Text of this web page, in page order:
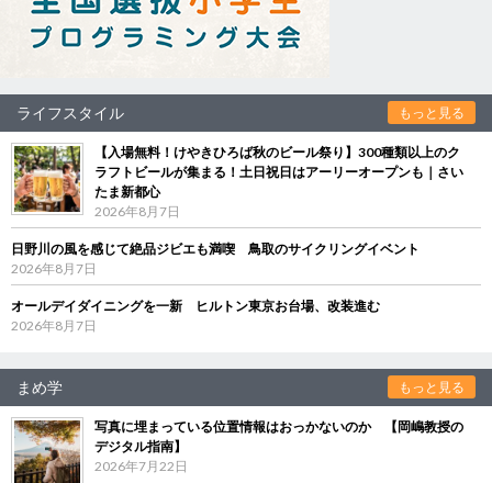
ライフスタイル もっと見る
【入場無料！けやきひろば秋のビール祭り】300種類以上のク
ラフトビールが集まる！土日祝日はアーリーオープンも｜さい
たま新都心
2026年8月7日
日野川の風を感じて絶品ジビエも満喫 鳥取のサイクリングイベント
2026年8月7日
オールデイダイニングを一新 ヒルトン東京お台場、改装進む
2026年8月7日
まめ学 もっと見る
写真に埋まっている位置情報はおっかないのか 【岡嶋教授の
デジタル指南】
2026年7月22日